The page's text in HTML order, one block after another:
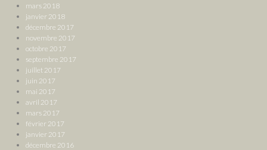
mars 2018
janvier 2018
décembre 2017
novembre 2017
octobre 2017
septembre 2017
juillet 2017
juin 2017
mai 2017
avril 2017
mars 2017
février 2017
janvier 2017
décembre 2016